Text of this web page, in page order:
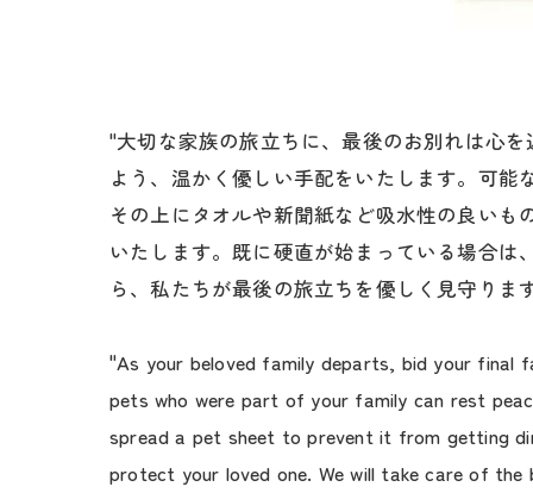
"大切な家族の旅立ちに、最後のお別れは心
よう、温かく優しい手配をいたします。可能
その上にタオルや新聞紙など吸水性の良い
いたします。既に硬直が始まっている場合
ら、私たちが最後の旅立ちを優しく見守りま
"As your beloved family departs, bid your final
pets who were part of your family can rest
spread a pet sheet to prevent it from getting
protect your loved one. We will take care of